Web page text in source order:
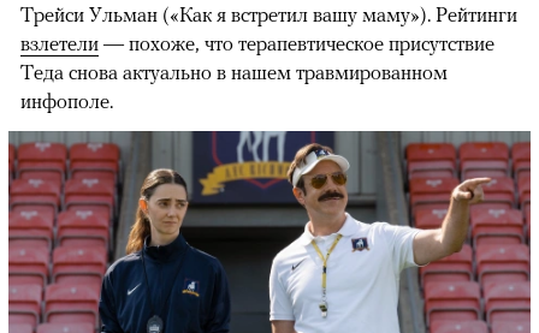
Трейси Ульман («Как я встретил вашу маму»). Рейтинги
взлетели — похоже, что терапевтическое присутствие
Теда снова актуально в нашем травмированном
инфополе.